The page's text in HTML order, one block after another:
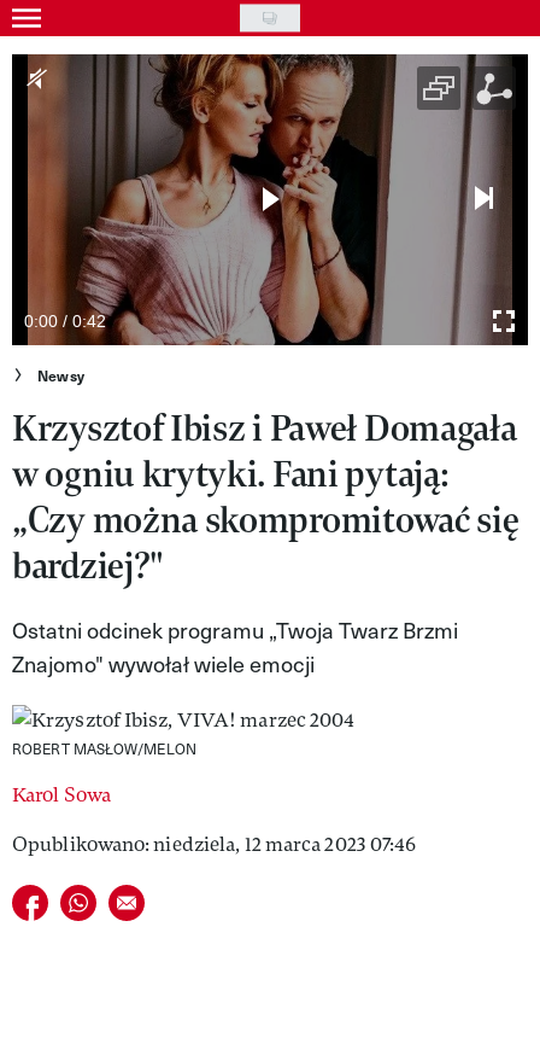
Skip
to
main
content
Gwiazdy
Styl życia
Kultura
Wideo
Nasze akcje
VIVA!ART
VIVA!MODA
VIVA!LIFESTYLE
VIVA!MAN
VIVA!PEOPLE POWER
VIVA!ITAKA
0:00 / 0:42
Newsy
Krzysztof Ibisz i Paweł Domagała
w ogniu krytyki. Fani pytają:
„Czy można skompromitować się
bardziej?"
Ostatni odcinek programu „Twoja Twarz Brzmi
Znajomo" wywołał wiele emocji
ROBERT MASŁOW/MELON
Karol Sowa
Opublikowano: niedziela, 12 marca 2023 07:46
Udostępnij na facebook
Udostępnij na whatsapp
E-mail do przyjaciela